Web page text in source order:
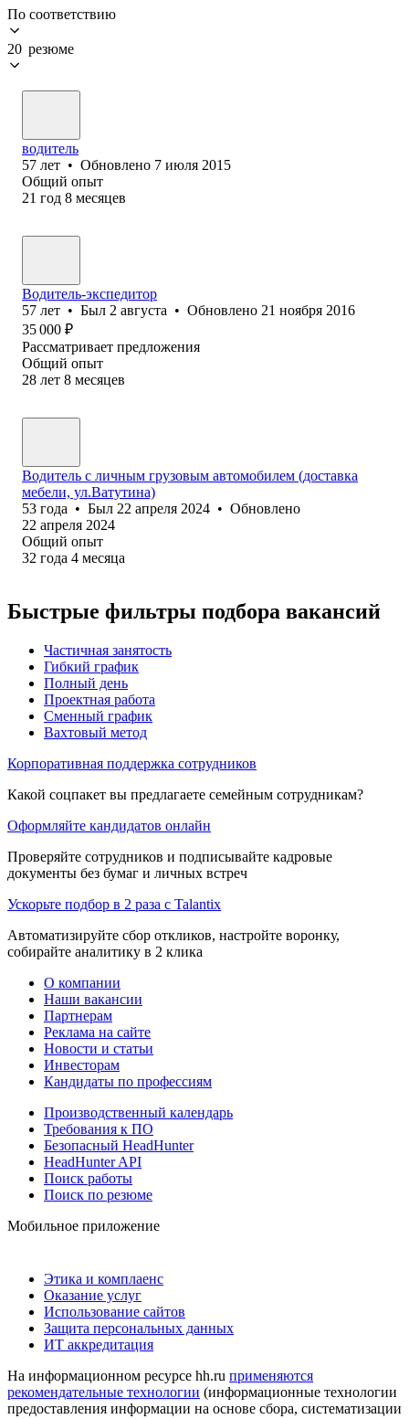
По соответствию
20 резюме
водитель
57 лет • Обновлено 7 июля 2015
Общий опыт
21 год 8 месяцев
Водитель-экспедитор
57 лет • Был 2 августа • Обновлено 21 ноября 2016
35 000 ₽
Рассматривает предложения
Общий опыт
28 лет 8 месяцев
Водитель с личным грузовым автомобилем (доставка
мебели, ул.Ватутина)
53 года • Был 22 апреля 2024 • Обновлено
22 апреля 2024
Общий опыт
32 года 4 месяца
Быстрые фильтры подбора вакансий
Частичная занятость
Гибкий график
Полный день
Проектная работа
Сменный график
Вахтовый метод
Корпоративная поддержка сотрудников
Какой соцпакет вы предлагаете семейным сотрудникам?
Оформляйте кандидатов онлайн
Проверяйте сотрудников и подписывайте кадровые
документы без бумаг и личных встреч
Ускорьте подбор в 2 раза с Talantix
Автоматизируйте сбор откликов, настройте воронку,
собирайте аналитику в 2 клика
О компании
Наши вакансии
Партнерам
Реклама на сайте
Новости и статьи
Инвесторам
Кандидаты по профессиям
Производственный календарь
Требования к ПО
Безопасный HeadHunter
HeadHunter API
Поиск работы
Поиск по резюме
Мобильное приложение
Этика и комплаенс
Оказание услуг
Использование сайтов
Защита персональных данных
ИТ аккредитация
На информационном ресурсе hh.ru применяются
рекомендательные технологии (информационные технологии
предоставления информации на основе сбора, систематизации